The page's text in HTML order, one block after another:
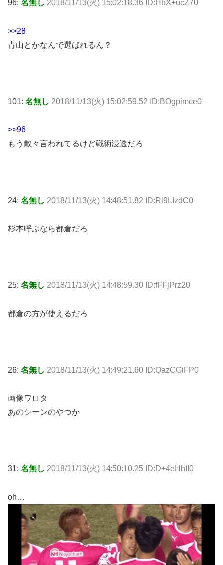
96: 名無し 2018/11/13(火) 15:02:18.36 ID:HbX+ucZ70
>>28
青山とかなんで選ばれるん？
101: 名無し 2018/11/13(火) 15:02:59.52 ID:BOgpimce0
>>96
もう散々言われてるけど戦術浸透だろ
24: 名無し 2018/11/13(火) 14:48:51.82 ID:Rl9LIzdC0
杉本呼ぶなら都倉だろ
25: 名無し 2018/11/13(火) 14:48:59.30 ID:fFFjPrz20
都倉の方が使えるだろ
26: 名無し 2018/11/13(火) 14:49:21.60 ID:QazCGiFP0
画像ワロタ
あのシーンのやつか
31: 名無し 2018/11/13(火) 14:50:10.25 ID:D+4eHhII0
oh…